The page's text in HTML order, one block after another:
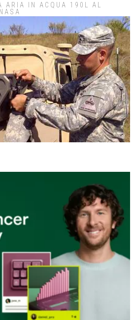
ARIA IN ACQUA 190L AL